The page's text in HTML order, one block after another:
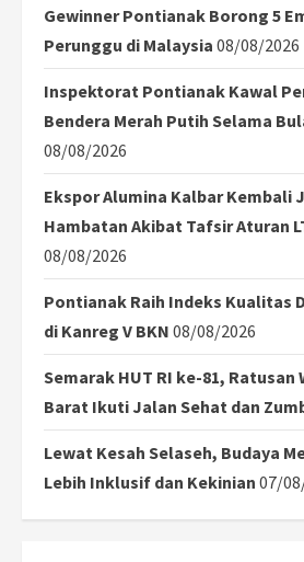
Gewinner Pontianak Borong 5
Perunggu di Malaysia 08/08/2026
Inspektorat Pontianak Kawal
Bendera Merah Putih Selama
08/08/2026
Ekspor Alumina Kalbar Kembali
Hambatan Akibat Tafsir Aturan
08/08/2026
Pontianak Raih Indeks Kualitas
di Kanreg V BKN 08/08/2026
Semarak HUT RI ke-81,
Barat Ikuti Jalan Sehat dan
Lewat Kesah Selaseh, Budaya
Lebih Inklusif dan Kekinian 07/